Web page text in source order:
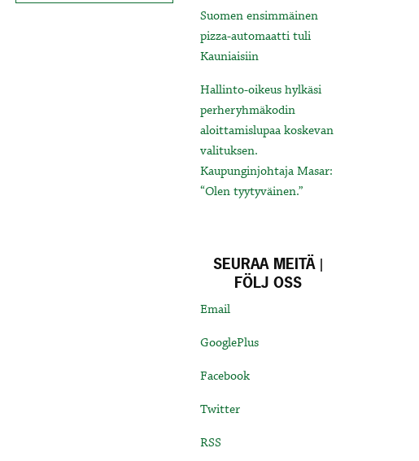
Suomen ensimmäinen
pizza-automaatti tuli
Kauniaisiin
Hallinto-oikeus hylkäsi
perheryhmäkodin
aloittamislupaa koskevan
valituksen.
Kaupunginjohtaja Masar:
“Olen tyytyväinen.”
SEURAA MEITÄ |
FÖLJ OSS
Email
GooglePlus
Facebook
Twitter
RSS